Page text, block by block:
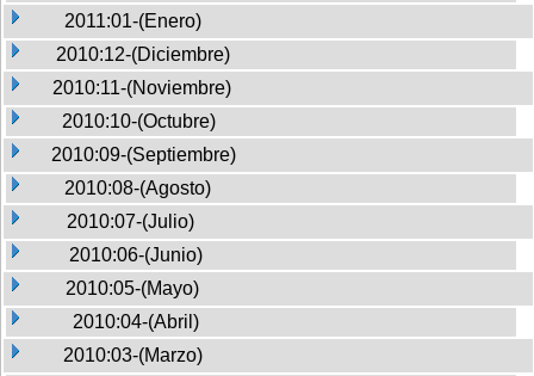
2011:01-(Enero)
2010:12-(Diciembre)
2010:11-(Noviembre)
2010:10-(Octubre)
2010:09-(Septiembre)
2010:08-(Agosto)
2010:07-(Julio)
2010:06-(Junio)
2010:05-(Mayo)
2010:04-(Abril)
2010:03-(Marzo)